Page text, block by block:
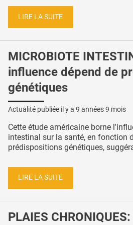
LIRE LA SUITE
MICROBIOTE
influence dépend de
génétiques
Actualité publiée il y a 9 années 9 mois
Cette étude américaine borne
intestinal sur la santé, en fonction
prédispositions génétiques,
LIRE LA SUITE
PLAIES